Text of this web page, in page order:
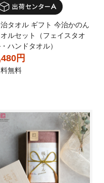
タオル ギフト 今治かのん
オルセット（フェイスタオ
ハンドタオル）
円
無料